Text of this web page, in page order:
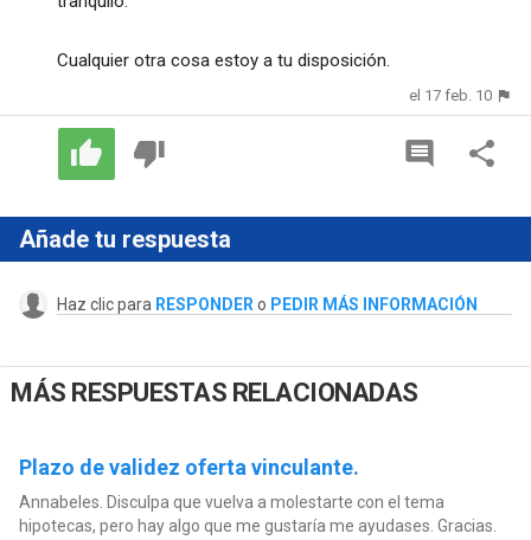
Cualquier otra cosa estoy a tu disposición.
el 17 feb. 10
Añade tu respuesta
Haz clic para RESPONDER o PEDIR MÁS INFORMACIÓN
MÁS RESPUESTAS RELACIONADAS
Plazo de validez oferta vinculante.
Annabeles. Disculpa que vuelva a molestarte con el tema
hipotecas, pero hay algo que me gustaría me ayudases. Gracias.